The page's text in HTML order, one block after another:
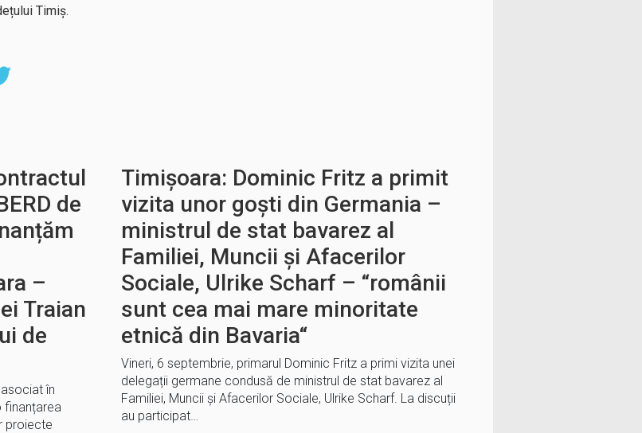
Timiș.
de
–
Traian
de
în
finanțarea
proiecte
Timișoara: Dominic Fritz a primit
vizita unor goști din Germania –
ministrul de stat bavarez al
Familiei, Muncii și Afacerilor
Sociale, Ulrike Scharf – “românii
sunt cea mai mare minoritate
etnică din Bavaria“
Vineri, 6 septembrie, primarul Dominic Fritz a primi vizita unei
delegații germane condusă de ministrul de stat bavarez al
Familiei, Muncii și Afacerilor Sociale, Ulrike Scharf. La discuții
au participat…